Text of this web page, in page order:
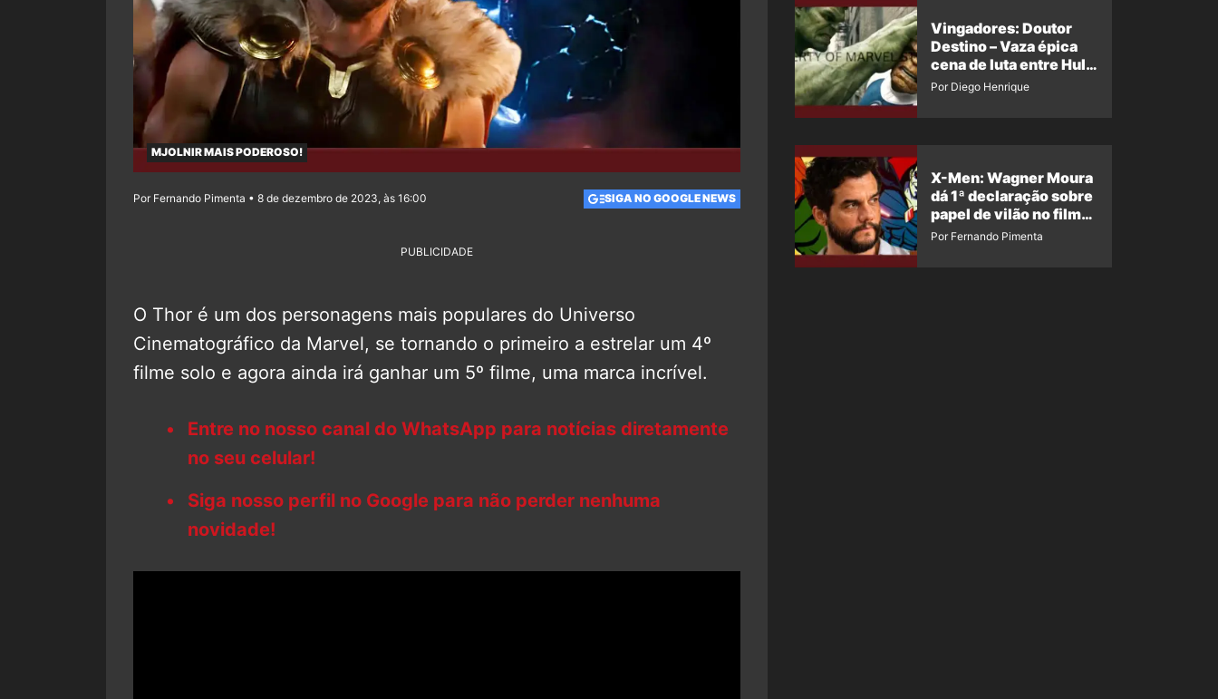
MJOLNIR MAIS PODEROSO!
Por Fernando Pimenta • 8 de dezembro de 2023, às 16:00 SIGA NO GOOGLE NEWS
PUBLICIDADE
O Thor é um dos personagens mais populares do Universo
Cinematográfico da Marvel, se tornando o primeiro a estrelar um 4º
filme solo e agora ainda irá ganhar um 5º filme, uma marca incrível.
Entre no nosso canal do WhatsApp para notícias diretamente
no seu celular!
Siga nosso perfil no Google para não perder nenhuma
novidade!
Vingadores: Doutor
Destino – Vaza épica
cena de luta entre Hulk
e o Coisa
Por Diego Henrique
X-Men: Wagner Moura
dá 1ª declaração sobre
papel de vilão no filme
da Marvel
Por Fernando Pimenta